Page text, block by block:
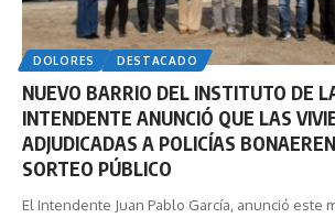
DOLORES DESTACADO
NUEVO BARRIO DEL INSTITUTO DE
INTENDENTE ANUNCIÓ QUE LAS
ADJUDICADAS A POLICÍAS
SORTEO PÚBLICO
El Intendente Juan Pablo García, anunció este